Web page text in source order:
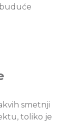
smetnji
toliko je